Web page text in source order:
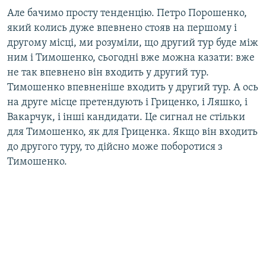
Але бачимо просту тенденцію. Петро Порошенко,
який колись дуже впевнено стояв на першому і
другому місці, ми розуміли, що другий тур буде між
ним і Тимошенко, сьогодні вже можна казати: вже
не так впевнено він входить у другий тур.
Тимошенко впевненіше входить у другий тур. А ось
на друге місце претендують і Гриценко, і Ляшко, і
Вакарчук, і інші кандидати. Це сигнал не стільки
для Тимошенко, як для Гриценка. Якщо він входить
до другого туру, то дійсно може поборотися з
Тимошенко.